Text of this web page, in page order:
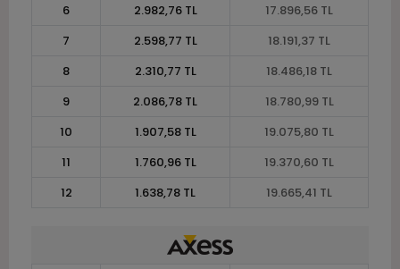
6
2.982,76 TL
17.896,56 TL
7
2.598,77 TL
18.191,37 TL
8
2.310,77 TL
18.486,18 TL
9
2.086,78 TL
18.780,99 TL
10
1.907,58 TL
19.075,80 TL
11
1.760,96 TL
19.370,60 TL
12
1.638,78 TL 19.665,41 TL